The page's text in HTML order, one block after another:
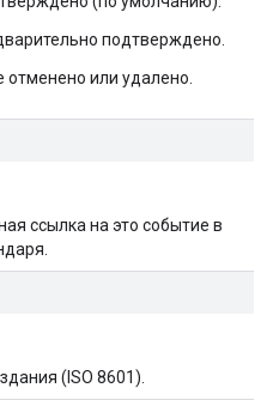
подтверждено.
или удалено.
ссылка на это событие в
(ISO 8601).